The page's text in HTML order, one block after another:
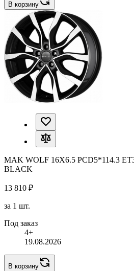
В корзину
MAK WOLF 16X6.5 PCD5*114.3
BLACK
13 810 ₽
за 1 шт.
Под заказ
4+
19.08.2026
В корзину